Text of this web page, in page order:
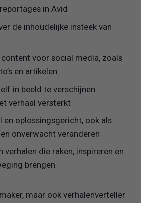
in Avid
de inhoudelijke insteek van
content voor social media, zoals
en artikelen
in beeld te verschijnen
verhaal versterkt
en oplossingsgericht, ook als
onverwacht veranderen
verhalen die raken, inspireren en
brengen
maar ook verhalenverteller